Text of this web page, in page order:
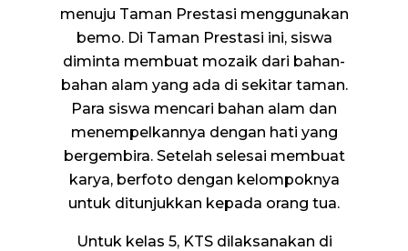
menuju Taman Prestasi menggunakan
bemo. Di Taman Prestasi ini, siswa
diminta membuat mozaik dari bahan-
bahan alam yang ada di sekitar taman.
Para siswa mencari bahan alam dan
menempelkannya dengan hati yang
bergembira. Setelah selesai membuat
karya, berfoto dengan kelompoknya
untuk ditunjukkan kepada orang tua.
Untuk kelas 5, KTS dilaksanakan di